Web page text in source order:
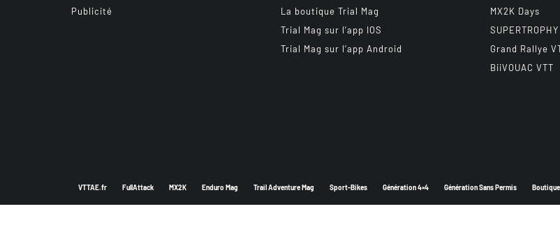
Publicité
La boutique Trial Mag
Trial Mag sur l’app IOS
Trial Mag sur l’app Android
MX2K Days
SUPERTROPHY
Grand Rallye
BiiVOUAC VTT
VTTAE.fr FullAttack MX2K Enduro Mag Trail Adventure Mag Sport-Bikes Génération 4×4 Génération Sans Permis Boutique